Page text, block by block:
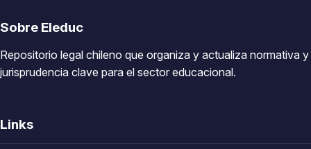
Sobre Eleduc
Repositorio legal chileno que organiza y actualiza normativa y
jurisprudencia clave para el sector educacional.
Links